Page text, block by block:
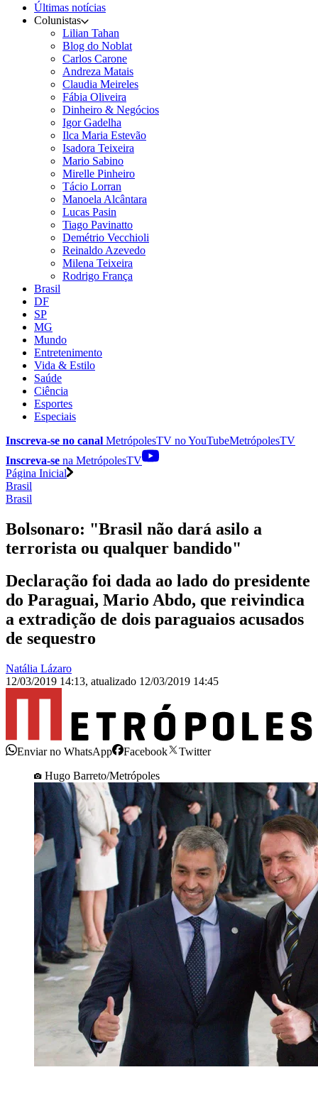
Últimas notícias
Colunistas
Lilian Tahan
Blog do Noblat
Carlos Carone
Andreza Matais
Claudia Meireles
Fábia Oliveira
Dinheiro & Negócios
Igor Gadelha
Ilca Maria Estevão
Isadora Teixeira
Mario Sabino
Mirelle Pinheiro
Tácio Lorran
Manoela Alcântara
Lucas Pasin
Tiago Pavinatto
Demétrio Vecchioli
Reinaldo Azevedo
Milena Teixeira
Rodrigo França
Brasil
DF
SP
MG
Mundo
Entretenimento
Vida & Estilo
Saúde
Ciência
Esportes
Especiais
Inscreva-se no canal MetrópolesTV noYouTubeMetrópolesTV
Inscreva-se na MetrópolesTV
Página Inicial
Brasil
Brasil
Bolsonaro: "Brasil não dará asilo a
terrorista ou qualquer bandido"
Declaração foi dada ao lado do presidente
do Paraguai, Mario Abdo, que reivindica
a extradição de dois paraguaios acusados
de sequestro
Natália Lázaro
12/03/2019 14:13, atualizado 12/03/2019 14:45
Enviar no WhatsApp Facebook
Twitter
Hugo Barreto/Metrópoles